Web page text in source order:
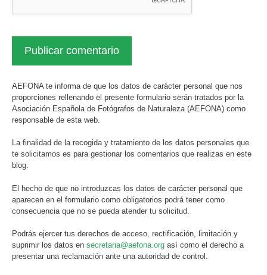
AEFONA te informa de que los datos de carácter personal que nos
proporciones rellenando el presente formulario serán tratados por la
Asociación Española de Fotógrafos de Naturaleza (AEFONA) como
responsable de esta web.
La finalidad de la recogida y tratamiento de los datos personales que
te solicitamos es para gestionar los comentarios que realizas en este
blog.
El hecho de que no introduzcas los datos de carácter personal que
aparecen en el formulario como obligatorios podrá tener como
consecuencia que no se pueda atender tu solicitud.
Podrás ejercer tus derechos de acceso, rectificación, limitación y
suprimir los datos en secretaria@aefona.org así como el derecho a
presentar una reclamación ante una autoridad de control.